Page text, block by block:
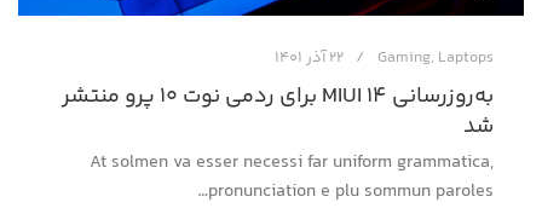
Gaming, Laptops 22 آذر 1401
به‌روزرسانی MIUI 14 برای ردمی نوت ۱۰ پرو منتشر
شد
At solmen va esser necessi far uniform grammatica,
pronunciation e plu sommun paroles…